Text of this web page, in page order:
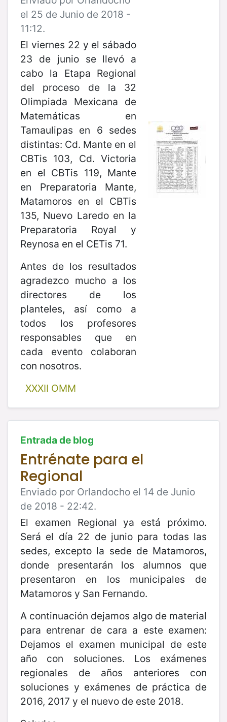
el 25 de Junio de 2018 -
11:12.
El viernes 22 y el sábado
23 de junio se llevó a
cabo la Etapa Regional
del proceso de la 32
Olimpiada Mexicana de
Matemáticas en
Tamaulipas en 6 sedes
distintas: Cd. Mante en el
CBTis 103, Cd. Victoria
en el CBTis 119, Mante
en Preparatoria Mante,
Matamoros en el CBTis
135, Nuevo Laredo en la
Preparatoria Royal y
Reynosa en el CETis 71.
Antes de los resultados
agradezco mucho a los
directores de los
planteles, así como a
todos los profesores
responsables que en
cada evento colaboran
con nosotros.
XXXII OMM
Entrada de blog
Entrénate para el
Regional
Enviado por Orlandocho el 14 de Junio
de 2018 - 22:42.
El examen Regional ya está próximo.
Será el día 22 de junio para todas las
sedes, excepto la sede de Matamoros,
donde presentarán los alumnos que
presentaron en los municipales de
Matamoros y San Fernando.
A continuación dejamos algo de material
para entrenar de cara a este examen:
Dejamos el examen municipal de este
año con soluciones. Los exámenes
regionales de años anteriores con
soluciones y exámenes de práctica de
2016, 2017 y el nuevo de este 2018.